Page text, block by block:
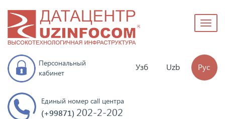
Узб Uzb Рус
Персональный
кабинет
Единый номер call центра
(+99871) 202-2-202